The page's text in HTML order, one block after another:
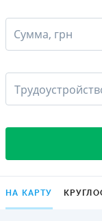
Сумма, грн
НА КАРТУ